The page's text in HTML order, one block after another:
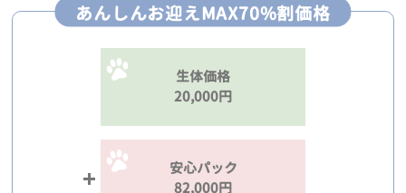
あんしんお迎えMAX70%割価格
生体価格
20,000円
安心パック
82,000円